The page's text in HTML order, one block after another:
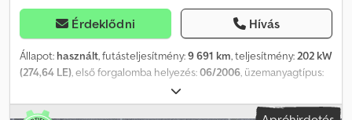
Érdeklődni Hívás
Állapot: használt, futásteljesítmény:9 691 km, teljesítmény: 202 kW
(274,64 LE) , első forgalomba helyezés:06/2006 , üzemanyagtípus:
, tengelyelrendezés:
kék, hajtástípus:automata, Terberg RT 282 4x4 tolató-terminál